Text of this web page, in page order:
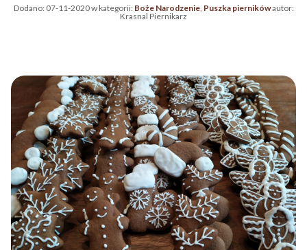
Dodano: 07-11-2020w kategorii: Boże Narodzenie, Puszka piernikówautor:
Krasnal Piernikarz